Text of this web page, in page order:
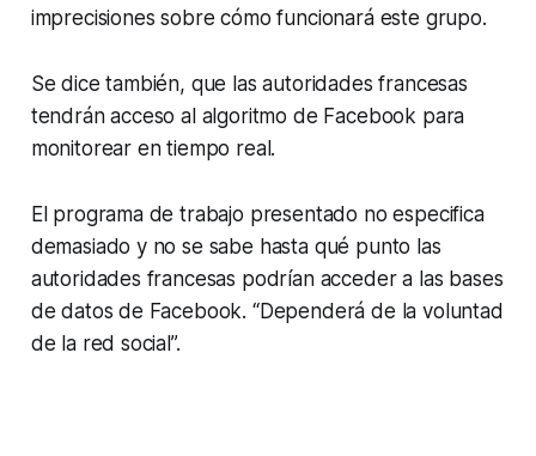
imprecisiones sobre cómo funcionará este grupo.
Se dice también, que las autoridades francesas
tendrán acceso al algoritmo de Facebook para
monitorear en tiempo real.
El programa de trabajo presentado no especifica
demasiado y no se sabe hasta qué punto las
autoridades francesas podrían acceder a las bases
de datos de Facebook. “Dependerá de la voluntad
de la red social”.